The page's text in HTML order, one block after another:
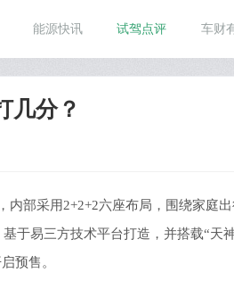
能源快讯 试驾点评 车财
几分？
部采用2+2+2六座布局，围绕家庭
于易三方技术平台打造，并搭载“天
预售。